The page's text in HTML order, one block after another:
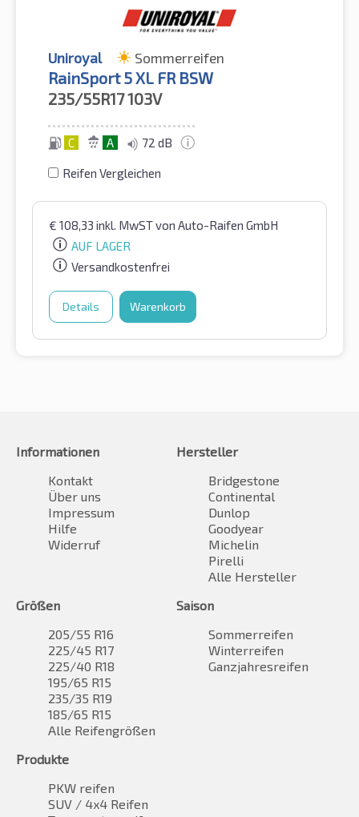
Uniroyal Sommerreifen
RainSport 5 XL FR BSW
235/55R17103V
C A 72 dB
Reifen Vergleichen
€ 108,33 inkl. MwSTvon Auto-Raifen GmbH
AUF LAGER
Versandkostenfrei
Details Warenkorb
Informationen
Kontakt
Über uns
Impressum
Hilfe
Widerruf
Hersteller
Bridgestone
Continental
Dunlop
Goodyear
Michelin
Pirelli
Alle Hersteller
Größen
205/55 R16
225/45 R17
225/40 R18
195/65 R15
235/35 R19
185/65 R15
Alle Reifengrößen
Saison
Sommerreifen
Winterreifen
Ganzjahresreifen
Produkte
PKW reifen
SUV / 4x4 Reifen